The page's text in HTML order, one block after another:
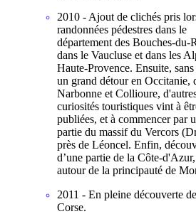
2010 - Ajout de clichés pris
randonnées pédestres dans le
département des Bouches-du-
dans le Vaucluse et dans les
Haute-Provence. Ensuite,
un grand détour en Occitanie,
Narbonne et Collioure,
curiosités touristiques vint à
publiées, et à commencer par
partie du massif du Vercors
près de Léoncel. Enfin,
d’une partie de la Côte-
autour de la principauté de
2011 - En pleine découverte
Corse.